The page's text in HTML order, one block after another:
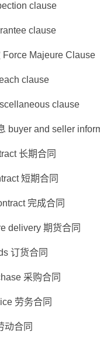
clause
clause
Force Majeure Clause
clause
clause
buyer and seller
长期合同
短期合同
完成合同
delivery 期货合同
订货合同
采购合同
劳务合同
动合同